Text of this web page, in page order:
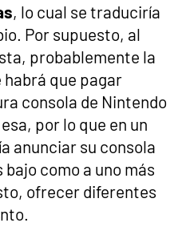
, lo cual se traduciría
Por supuesto, al
probablemente la
que pagar
consola de Nintendo
por lo que en un
anunciar su consola
como a uno más
ofrecer diferentes